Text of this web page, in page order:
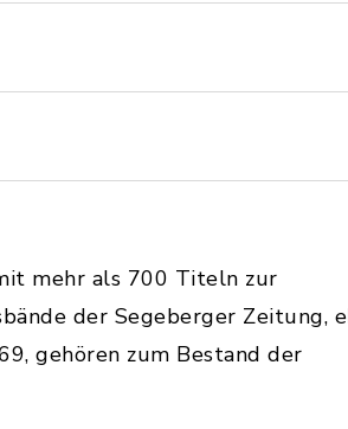
mehr als 700 Titeln zur
der Segeberger Zeitung,
gehören zum Bestand der